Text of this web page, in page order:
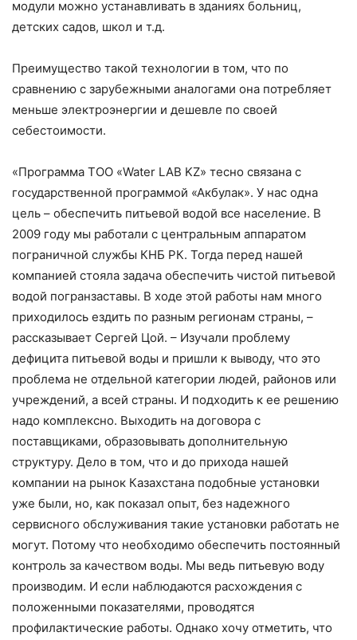
модули можно устанавливать в зданиях больниц,
детских садов, школ и т.д.
Преимущество такой технологии в том, что по
сравнению с зарубежными аналогами она потребляет
меньше электроэнергии и дешевле по своей
себестоимости.
«Программа ТОО «Water LAB KZ» тесно связана с
государственной программой «Акбулак». У нас одна
цель – обеспечить питьевой водой все население. В
2009 году мы работали с центральным аппаратом
пограничной службы КНБ РК. Тогда перед нашей
компанией стояла задача обеспечить чистой питьевой
водой погранзаставы. В ходе этой работы нам много
приходилось ездить по разным регионам страны, –
рассказывает Сергей Цой. – Изучали проблему
дефицита питьевой воды и пришли к выводу, что это
проблема не отдельной категории людей, районов или
учреждений, а всей страны. И подходить к ее решению
надо комплексно. Выходить на договора с
поставщиками, образовывать дополнительную
структуру. Дело в том, что и до прихода нашей
компании на рынок Казахстана подобные установки
уже были, но, как показал опыт, без надежного
сервисного обслуживания такие установки работать не
могут. Потому что необходимо обеспечить постоянный
контроль за качеством воды. Мы ведь питьевую воду
производим. И если наблюдаются расхождения с
положенными показателями, проводятся
профилактические работы. Однако хочу отметить, что